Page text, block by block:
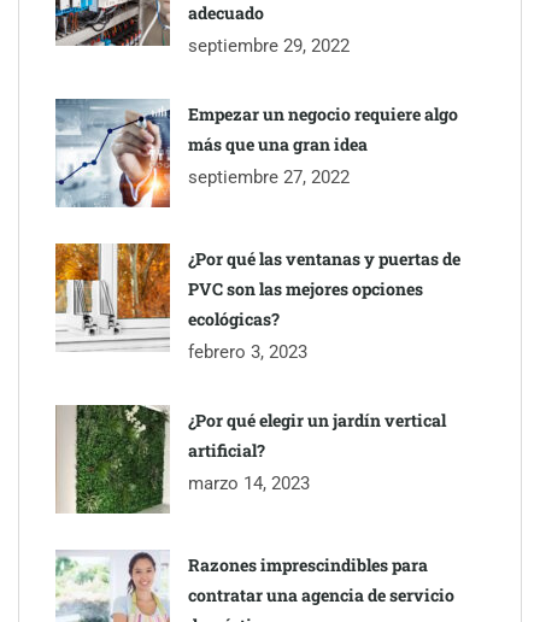
adecuado
septiembre 29, 2022
Empezar un negocio requiere algo
más que una gran idea
septiembre 27, 2022
¿Por qué las ventanas y puertas de
PVC son las mejores opciones
ecológicas?
febrero 3, 2023
¿Por qué elegir un jardín vertical
artificial?
marzo 14, 2023
Razones imprescindibles para
contratar una agencia de servicio